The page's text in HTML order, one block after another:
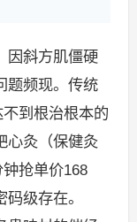
因斜方肌僵硬
题频现。传统
到根治根本的
心灸（保健灸
抢单价168
级存在。